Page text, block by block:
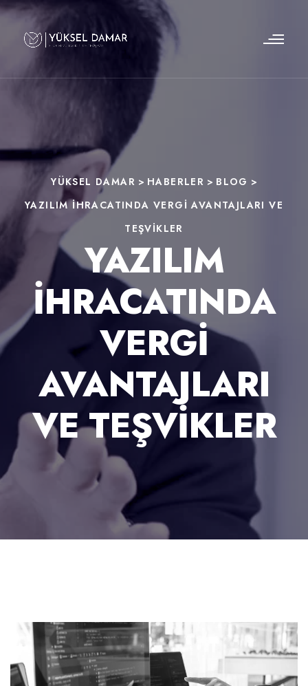
YÜKSEL DAMAR > HABERLER > BLOG >
YAZILIM İHRACATINDA VERGI AVANTAJLARI VE
TEŞVIKLER
YAZILIM
İHRACATINDA
VERGI
AVANTAJLARI
VE TEŞVIKLER